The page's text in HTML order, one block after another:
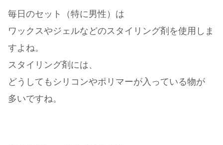
毎日のセット（特に男性）は
ワックスやジェルなどのスタイリング剤を使用しま
すよね。
スタイリング剤には、
どうしてもシリコンやポリマーが入っている物が
多いですね。